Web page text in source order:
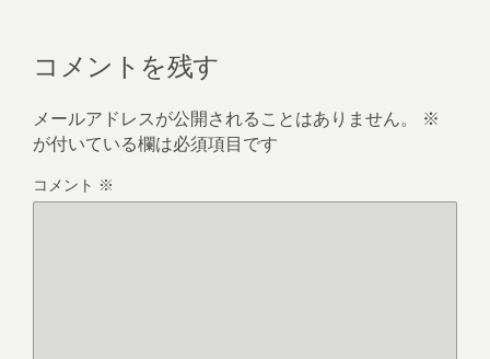
コメントを残す
メールアドレスが公開されることはありません。
※
が付いている欄は必須項目です
コメント ※